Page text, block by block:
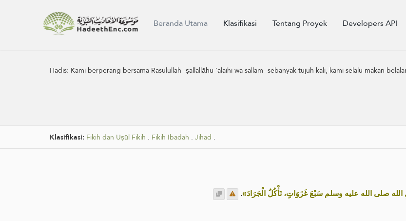
Beranda Utama Klasifikasi Tentang Proyek Developers API
Hadis: Kami berperang bersama Rasulullah -ṣallallāhu 'alaihi wa sallam- sebanyak tujuh kali, kami selalu makan
Klasifikasi: Fikih dan Uṣūl Fikih . Fikih Ibadah . Jihad .
صلى الله عليه وسلم سَبْعَ غَزَوَاتٍ، نَأْكُلُ الْجَرَادَ».